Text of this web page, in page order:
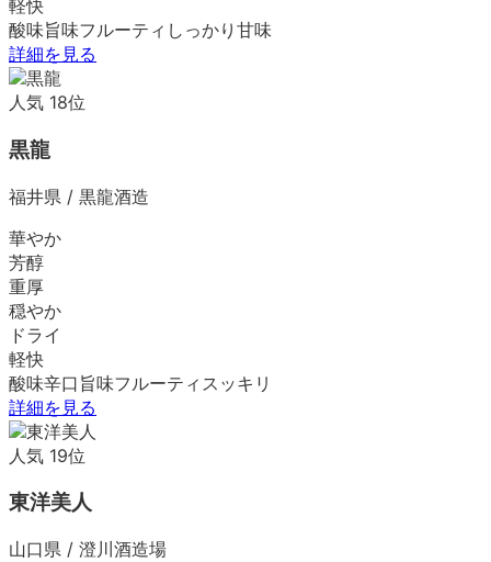
軽快
酸味旨味フルーティ しっかり 甘味
詳細を見る
人気 18位
黒龍
福井県 / 黒龍酒造
華やか
芳醇
重厚
穏やか
ドライ
軽快
酸味辛口 旨味フルーティ スッキリ
詳細を見る
人気 19位
東洋美人
山口県 / 澄川酒造場